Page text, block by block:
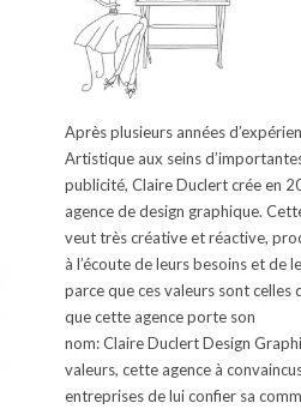
Après plusieurs années
Artistique aux seins d’
publicité, ClaireDuclertcrée en
agencede design graphique.
veut très créative et réactive,
à l’écoute de leurs besoins et de
parce que ces valeurs sont celles
que cette agence porte son
nom:ClaireDuclertDesign
valeurs, cette agence à
entreprises de lui confier sa